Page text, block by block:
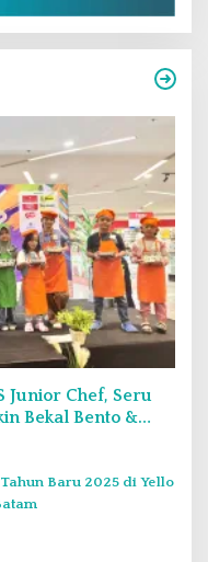
Junior Chef, Seru
Bekal Bento &
Baru 2025 di Yello